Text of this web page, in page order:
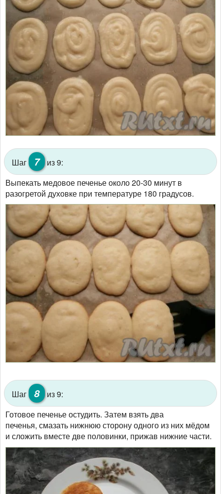
Шаг 7
из 9:
Выпекать медовое печенье около 20-30 минут в
разогретой духовке при температуре 180 градусов.
Шаг 8
из 9:
Готовое печенье остудить. Затем взять два
печенья, смазать нижнюю сторону одного из них мёдом
и сложить вместе две половинки, прижав нижние части.